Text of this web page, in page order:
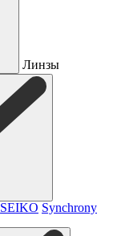
Линзы
SEIKO Synchrony